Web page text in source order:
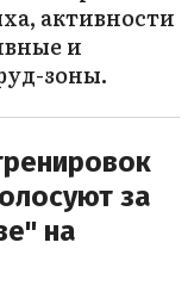
активности
и
зоны.
за
на